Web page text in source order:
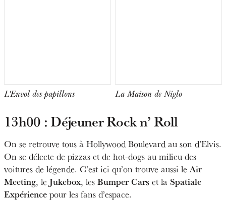
L'Envol des papillons La Maison de Niglo
13h00 : Déjeuner Rock n’ Roll
On se retrouve tous à Hollywood Boulevard au son d’Elvis.
On se délecte de pizzas et de hot-dogs au milieu des
voitures de légende. C’est ici qu’on trouve aussi leAir
Meeting, le Jukebox, les Bumper Cars et la Spatiale
Expérience pour les fans d’espace.